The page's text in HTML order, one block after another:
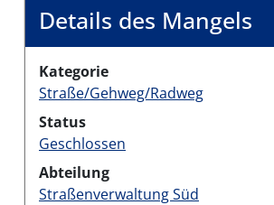
Details des Mangels
Kategorie
Straße/Gehweg/Radweg
Status
Geschlossen
Abteilung
Straßenverwaltung Süd